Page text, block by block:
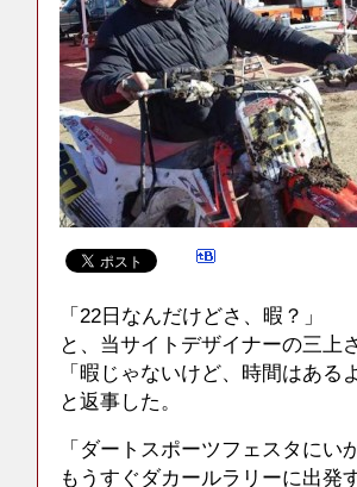
「22日なんだけどさ、暇？」
と、当サイトデザイナーの三上
「暇じゃないけど、時間はあるよ
と返事した。
「ダートスポーツフェスタにい
もうすぐダカールラリーに出発